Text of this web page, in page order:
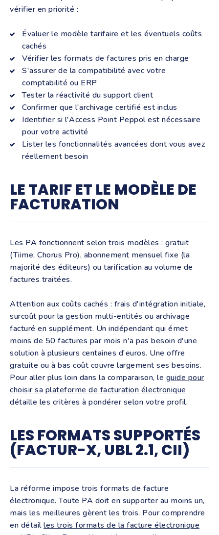
vérifier en priorité :
Évaluer le modèle tarifaire et les éventuels coûts
cachés
Vérifier les formats de factures pris en charge
S'assurer de la compatibilité avec votre
comptabilité ou ERP
Tester la réactivité du support client
Confirmer que l'archivage certifié est inclus
Identifier si l'Access Point Peppol est nécessaire
pour votre activité
Lister les fonctionnalités avancées dont vous avez
réellement besoin
LE TARIF ET LE MODÈLE DE
FACTURATION
Les PA fonctionnent selon trois modèles : gratuit
(Tiime, Chorus Pro), abonnement mensuel fixe (la
majorité des éditeurs) ou tarification au volume de
factures traitées.
Attention aux coûts cachés : frais d'intégration initiale,
surcoût pour la gestion multi-entités ou archivage
facturé en supplément. Un indépendant qui émet
moins de 50 factures par mois n'a pas besoin d'une
solution à plusieurs centaines d'euros. Une offre
gratuite ou à bas coût couvre largement ses besoins.
Pour aller plus loin dans la comparaison, le guide pour
choisir sa plateforme de facturation électronique
détaille les critères à pondérer selon votre profil.
LES FORMATS SUPPORTÉS
(FACTUR-X, UBL 2.1, CII)
La réforme impose trois formats de facture
électronique. Toute PA doit en supporter au moins un,
mais les meilleures gèrent les trois. Pour comprendre
en détailles trois formats de la facture électronique